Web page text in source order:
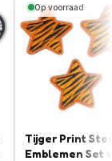
Op voorraad
Tijger Print
Emblemen Set